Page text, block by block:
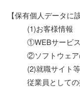
【保有個人データに
(1)お客様情報
①WEBサービ
②ソフトウェア
(2)就職サイト
従業員として